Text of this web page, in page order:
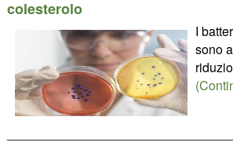
colesterolo
I
sono